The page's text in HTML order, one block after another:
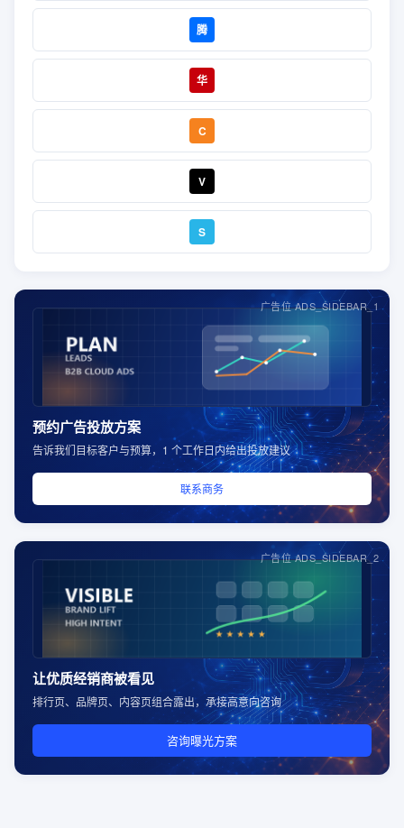
腾
华
C
V
S
广告位 ADS_SIDEBAR_1
预约广告投放方案
告诉我们目标客户与预算，1 个工作日内给出投放建议
联系商务
广告位 ADS_SIDEBAR_2
让优质经销商被看见
排行页、品牌页、内容页组合露出，承接高意向咨询
咨询曝光方案